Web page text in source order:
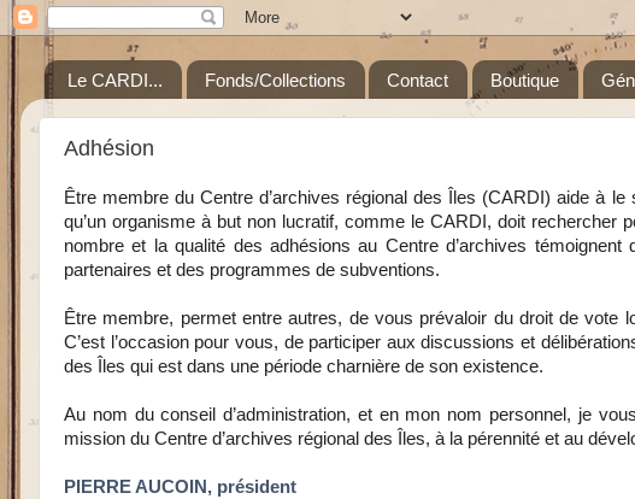
Le CARDI... Fonds/Collections Contact Boutique
Adhésion
Être membre du Centre d’archives régional des Îles (CARDI) aide à
qu’un organisme à but non lucratif, comme le CARDI, doit
nombre et la qualité des adhésions au Centre d’archives
partenaires et des programmes de subventions.
Être membre, permet entre autres, de vous prévaloir du droit de vote
C’est l’occasion pour vous, de participer aux discussions et
des Îles qui est dans une période charnière de son existence.
Au nom du conseil d’administration, et en mon nom personnel, je
mission du Centre d’archives régional des Îles, à la pérennité et au
PIERRE AUCOIN, président